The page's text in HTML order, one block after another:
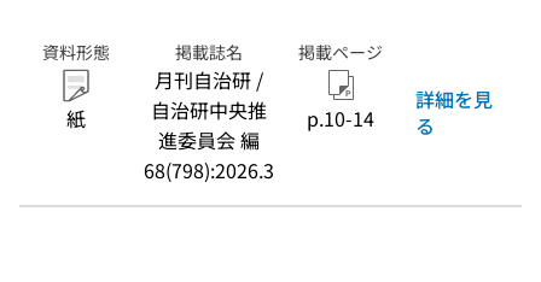
資料形態
紙
掲載誌名
月刊自治研 /
自治研中央推
進委員会 編
68(798):2026.3
掲載ページ
p.10-14
詳細を見
る